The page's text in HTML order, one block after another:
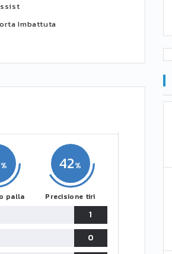
Imbattuta
palla
42
Precisione tiri
1
0